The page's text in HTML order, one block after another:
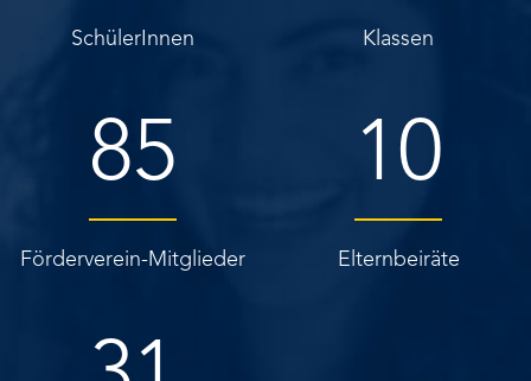
SchülerInnen
85
Förderverein-Mitglieder
Klassen
10
Elternbeiräte